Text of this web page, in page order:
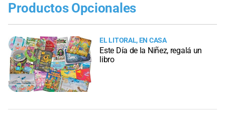
Productos Opcionales
EL LITORAL, EN CASA
Este Día de la Niñez, regalá un
libro